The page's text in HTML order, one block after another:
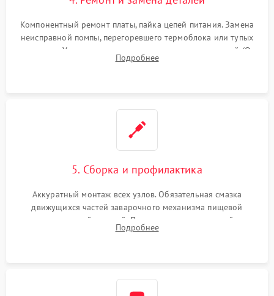
Компонентный ремонт платы, пайка цепей питания. Замена
неисправной помпы, перегоревшего термоблока или тупых
жерновов. Установка новых силиконовых уплотнителей (O-
ring) и тефлоновых трубок для надежного устранения
Подробнее
5. Сборка и профилактика
Аккуратный монтаж всех узлов. Обязательная смазка
движущихся частей заварочного механизма пищевой
силиконовой смазкой. Проведение программной
декальцинации и очистки системы от кофейных масел.
Подробнее